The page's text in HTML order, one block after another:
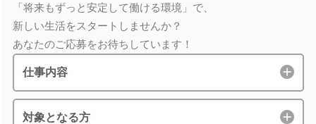
「将来もずっと安定して働ける環境」で、
新しい生活をスタートしませんか？
あなたのご応募をお待ちしています！
仕事内容
対象となる方